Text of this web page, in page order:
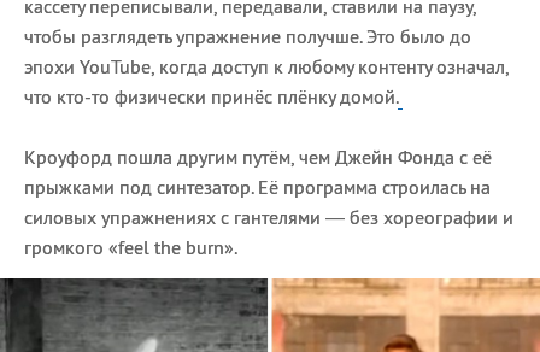
кассету переписывали, передавали, ставили на паузу,
чтобы разглядеть упражнение получше. Это было до
эпохи YouTube, когда доступ к любому контенту означал,
что кто-то физически принёс плёнку домой.
Кроуфорд пошла другим путём, чем Джейн Фонда с её
прыжками под синтезатор. Её программа строилась на
силовых упражнениях с гантелями — без хореографии и
громкого «feel the burn».